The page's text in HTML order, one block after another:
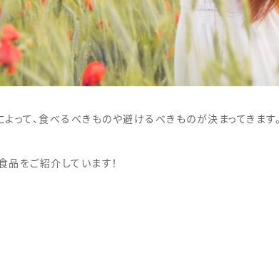
って、食べるべきものや避けるべきものが決まってきます。
をご紹介しています！